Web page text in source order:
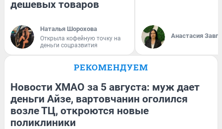
дешевых товаров
Наталья Шорохова
Открыла кофейную точку на
деньги соцразвития
Анастасия
РЕКОМЕНДУЕМ
Новости ХМАО за 5 августа: муж дает
деньги Айзе, вартовчанин оголился
возле ТЦ, откроются новые
поликлиники